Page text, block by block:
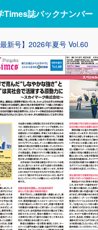
Times誌バックナンバー
最新号】2026年夏号 Vol.60